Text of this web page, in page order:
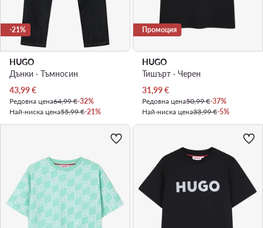
-21%
HUGO
Дънки · Тъмносин
Актуална цена
43,99€
Редовна цена64,99 €-32%
Най-ниска цена55,99 €-21%
Промоция
HUGO
Тишърт · Черен
Актуална цена
31,99€
Редовна цена50,99 €-37%
Най-ниска цена33,99 €-5%